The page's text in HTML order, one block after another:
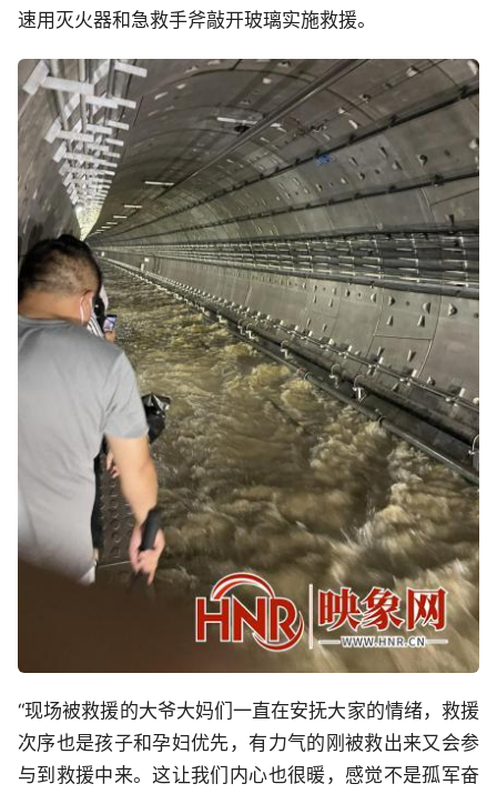
速用灭火器和急救手斧敲开玻璃实施救援。
“现场被救援的大爷大妈们一直在安抚大家的情绪，救援
次序也是孩子和孕妇优先，有力气的刚被救出来又会参
与到救援中来。这让我们内心也很暖，感觉不是孤军奋